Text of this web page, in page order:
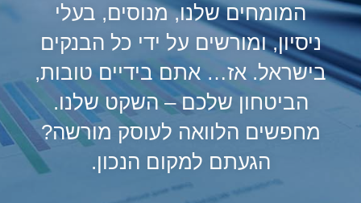
המומחים שלנו, מנוסים, בעלי
ניסיון, ומורשים על ידי כל הבנקים
בישראל. אז… אתם בידיים טובות,
הביטחון שלכם – השקט שלנו.
מחפשים הלוואה לעוסק מורשה?
הגעתם למקום הנכון.